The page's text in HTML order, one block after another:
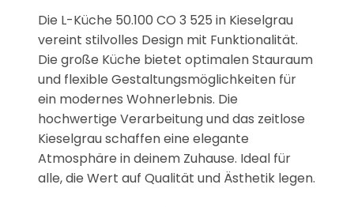
Die L-Küche 50.100 CO 3 525 in Kieselgrau
vereint stilvolles Design mit Funktionalität.
Die große Küche bietet optimalen Stauraum
und flexible Gestaltungsmöglichkeiten für
ein modernes Wohnerlebnis. Die
hochwertige Verarbeitung und das zeitlose
Kieselgrau schaffen eine elegante
Atmosphäre in deinem Zuhause. Ideal für
alle, die Wert auf Qualität und Ästhetik legen.